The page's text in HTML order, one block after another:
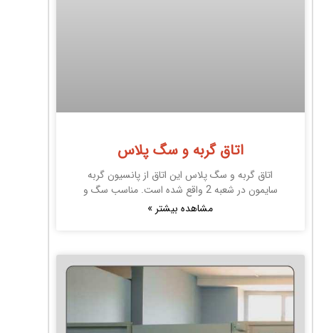
اتاق گربه و سگ پلاس
اتاق گربه و سگ پلاس این اتاق از پانسیون گربه
سایمون در شعبه 2 واقع شده است. مناسب سگ و
مشاهده بیشتر »